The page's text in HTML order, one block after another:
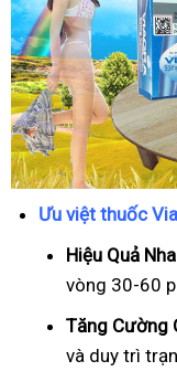
Ưu việt thuốc
Hiệu Quả
vòng 30-60
Tăng Cường
và duy trì